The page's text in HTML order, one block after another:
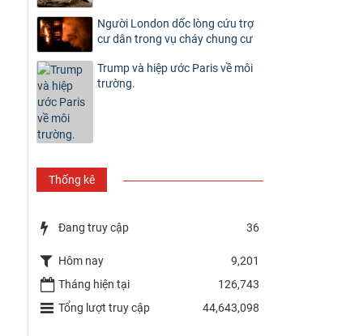
Người London dốc lòng cứu trợ
cư dân trong vụ cháy chung cư
Trump và hiệp ước Paris về môi
trường.
Thống kê
Đang truy cập 36
Hôm nay
9,201
Tháng hiện tại
126,743
Tổng lượt truy cập
44,643,098